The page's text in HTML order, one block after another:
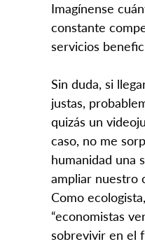
Imagínense
constante
servicios
Sin duda, si
justas,
quizás un
caso, no me
humanidad una
ampliar nuestro
Como
“economistas
sobrevivir en el